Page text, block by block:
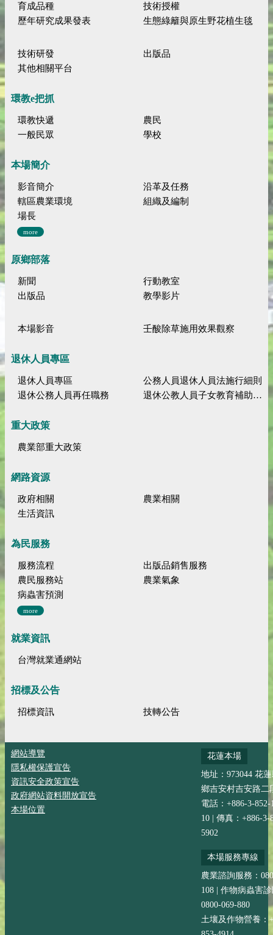
育成品種
技術授權
歷年研究成果發表
生態綠籬與原生野花植生毯
技術研發
出版品
其他相關平台
環教e把抓
環教快遞
農民
一般民眾
學校
本場簡介
影音簡介
沿革及任務
轄區農業環境
組織及編制
場長
more
原鄉部落
新聞
行動教室
出版品
教學影片
本場影音 壬酸除草施用效果觀察
退休人員專區
退休人員專區
公務人員退休人員法施行細則
退休公務人員再任職務
退休公教人員子女教育補助規定
重大政策
農業部重大政策
網路資源
政府相關
農業相關
生活資訊
為民服務
服務流程
出版品銷售服務
農民服務站
農業氣象
病蟲害預測
more
就業資訊
台灣就業通網站
招標及公告
招標資訊 技轉公告
網站導覽
隱私權保護宣告
資訊安全政策宣告
政府網站資料開放宣告
本場位置
花蓮本場
地址：973044 花
鄉吉安村吉安路二
電話：+886-3-852-
10 | 傳真：+886-3-
5902
本場服務專線
農業諮詢服務：
108 | 作物病蟲害
0800-069-880
土壤及作物營養：